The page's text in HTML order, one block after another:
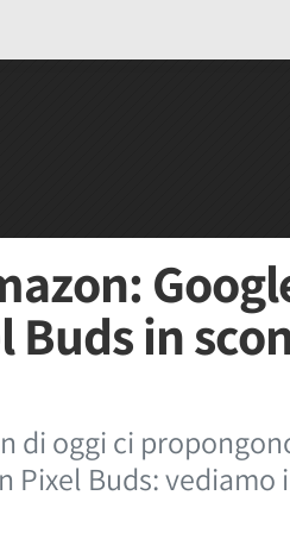
Buds in
di oggi ci
Pixel Buds: